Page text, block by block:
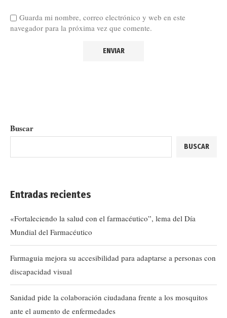
Guarda mi nombre, correo electrónico y web en este
navegador para la próxima vez que comente.
Buscar
BUSCAR
Entradas recientes
«Fortaleciendo la salud con el farmacéutico”, lema del Día
Mundial del Farmacéutico
Farmaguia mejora su accesibilidad para adaptarse a personas con
discapacidad visual
Sanidad pide la colaboración ciudadana frente a los mosquitos
ante el aumento de enfermedades